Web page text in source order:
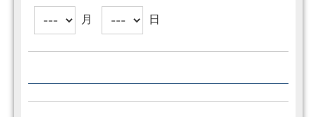
月 日